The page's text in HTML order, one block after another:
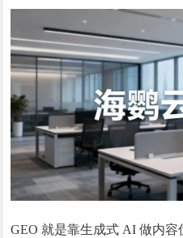
GEO 就是靠生成式 AI 做内